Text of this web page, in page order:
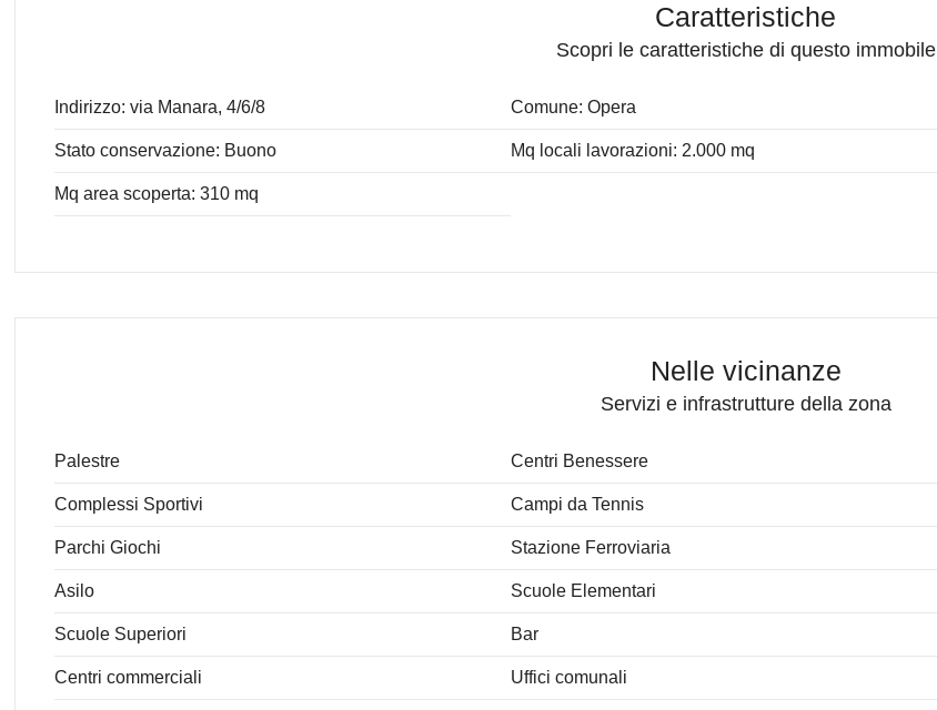
Caratteristiche
Scopri le caratteristiche di questo immobile
Indirizzo: via Manara, 4/6/8 Comune: Opera
Stato conservazione: Buono Mq locali lavorazioni: 2.000 mq
Mq area scoperta: 310 mq
Nelle vicinanze
Servizi e infrastrutture della zona
Palestre Centri Benessere
Complessi Sportivi Campi da Tennis
Parchi Giochi Stazione Ferroviaria
Asilo Scuole Elementari
Scuole Superiori Bar
Centri commerciali Uffici comunali